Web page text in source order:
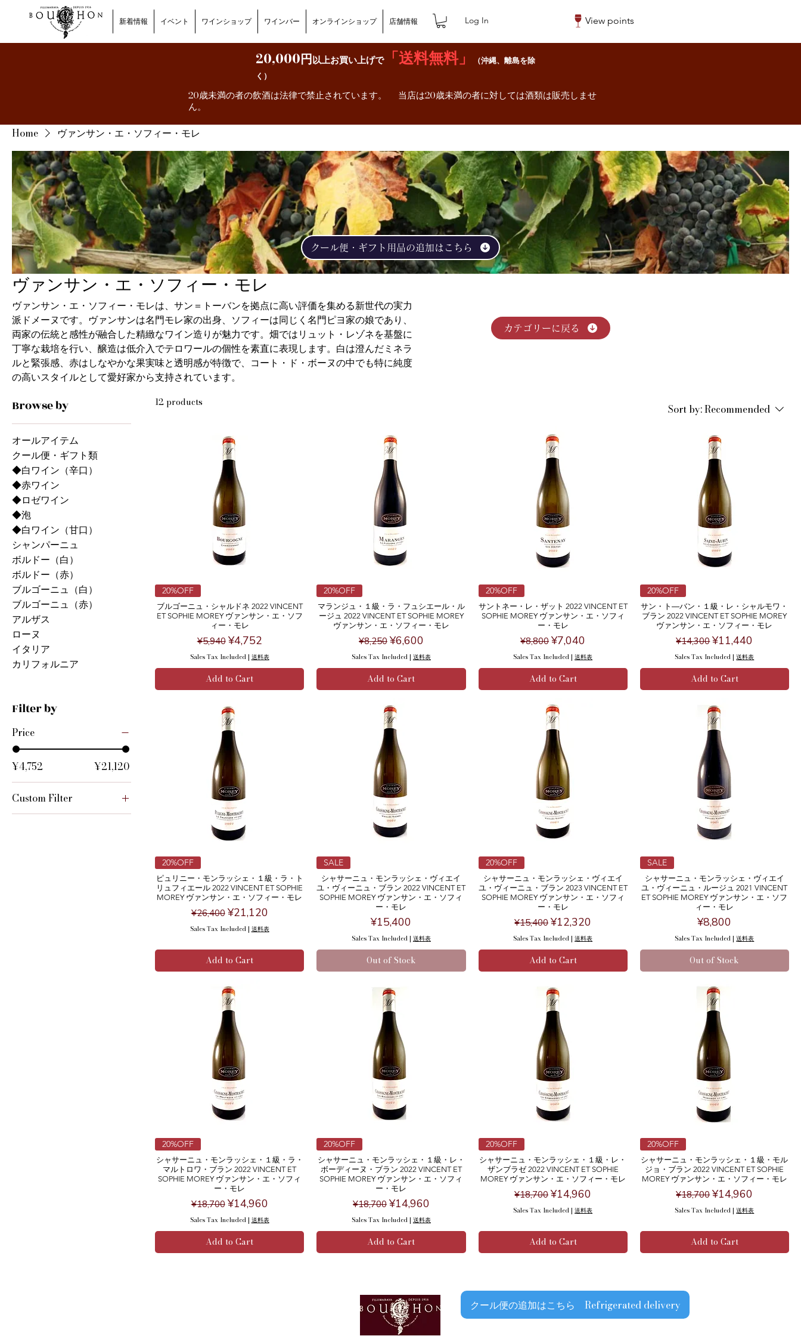
新着情報 イベント ワインショップ ワインバー オンラインショップ 店舗情報 Log In View points
20,000円以上お買い上げで「送料無料」
（沖縄、離島を除
く）
20歳未満の者の飲酒は法律で禁止されています。 当店は20歳未満の者に対しては酒類は販売しませ
ん。
Home ヴァンサン・エ・ソフィー・モレ
ヴァンサン・エ・ソフィー・モレ
ヴァンサン・エ・ソフィー・モレは、サン＝トーバンを拠点に高い評価を集める新世代の実力
派ドメーヌです。ヴァンサンは名門モレ家の出身、ソフィーは同じく名門ピヨ家の娘であり、
両家の伝統と感性が融合した精緻なワイン造りが魅力です。畑ではリュット・レゾネを基盤に
丁寧な栽培を行い、醸造は低介入でテロワールの個性を素直に表現します。白は澄んだミネラ
ルと緊張感、赤はしなやかな果実味と透明感が特徴で、コート・ド・ボーヌの中でも特に純度
の高いスタイルとして愛好家から支持されています。
Browse by
オールアイテム
クール便・ギフト類
◆白ワイン（辛口）
◆赤ワイン
◆ロゼワイン
◆泡
◆白ワイン（甘口）
シャンパーニュ
ボルドー（白）
ボルドー（赤）
ブルゴーニュ（白）
ブルゴーニュ（赤）
アルザス
ローヌ
イタリア
カリフォルニア
Filter by
Price
¥4,752 ¥21,120
Custom Filter
◆赤ワイン
12 products Sort by:Recommended
20%OFF
ブルゴーニュ・シャルドネ 2022 VINCENT
ET SOPHIE MOREY ヴァンサン・エ・ソフ
ィー・モレ
Regular Price
¥5,940Sale Price
¥4,752
Sales Tax Included| 送料表
Add to Cart
20%OFF
マランジュ・１級・ラ・フュシエール・ル
ージュ 2022 VINCENT ET SOPHIE MOREY
ヴァンサン・エ・ソフィー・モレ
Regular Price
¥8,250Sale Price
¥6,600
Sales Tax Included| 送料表
Add to Cart
20%OFF
サントネー・レ・ザット 2022 VINCENT ET
SOPHIE MOREY ヴァンサン・エ・ソフィ
ー・モレ
Regular Price
¥8,800Sale Price
¥7,040
Sales Tax Included |送料表
Add to Cart
20%OFF
サン・ト―バン・１級・レ・シャルモワ・
ブラン 2022 VINCENT ET SOPHIE MOREY
ヴァンサン・エ・ソフィー・モレ
Regular Price
¥14,300Sale Price
¥11,440
Sales Tax Included |送料表
Add to Cart
20%OFF
ピュリニー・モンラッシェ・１級・ラ・ト
リュフィエール 2022 VINCENT ET SOPHIE
MOREY ヴァンサン・エ・ソフィー・モレ
Regular Price
¥26,400Sale Price
¥21,120
Sales Tax Included| 送料表
Add to Cart
SALE
シャサーニュ・モンラッシェ・ヴィエイ
ユ・ヴィーニュ・ブラン 2022 VINCENT ET
SOPHIE MOREY ヴァンサン・エ・ソフィ
ー・モレ
Price
¥15,400
Sales Tax Included| 送料表
Out of Stock
20%OFF
シャサーニュ・モンラッシェ・ヴィエイ
ユ・ヴィーニュ・ブラン 2023 VINCENT ET
SOPHIE MOREY ヴァンサン・エ・ソフィ
ー・モレ
Regular Price
¥15,400Sale Price
¥12,320
Sales Tax Included |送料表
Add to Cart
SALE
シャサーニュ・モンラッシェ・ヴィエイ
ユ・ヴィーニュ・ルージュ 2021 VINCENT
ET SOPHIE MOREY ヴァンサン・エ・ソフ
ィー・モレ
Price
¥8,800
Sales Tax Included |送料表
Out of Stock
20%OFF
シャサーニュ・モンラッシェ・１級・ラ・
マルトロワ・ブラン 2022 VINCENT ET
SOPHIE MOREY ヴァンサン・エ・ソフィ
ー・モレ
Regular Price
¥18,700Sale Price
¥14,960
Sales Tax Included| 送料表
Add to Cart
20%OFF
シャサーニュ・モンラッシェ・１級・レ・
ボーディーヌ・ブラン 2022 VINCENT ET
SOPHIE MOREY ヴァンサン・エ・ソフィ
ー・モレ
Regular Price
¥18,700Sale Price
¥14,960
Sales Tax Included| 送料表
Add to Cart
20%OFF
シャサーニュ・モンラッシェ・１級・レ・
ザンブラゼ 2022 VINCENT ET SOPHIE
MOREY ヴァンサン・エ・ソフィー・モレ
Regular Price
¥18,700Sale Price
¥14,960
Sales Tax Included |送料表
Add to Cart
20%OFF
シャサーニュ・モンラッシェ・１級・モル
ジョ・ブラン 2022 VINCENT ET SOPHIE
MOREY ヴァンサン・エ・ソフィー・モレ
Regular Price
¥18,700Sale Price
¥14,960
Sales Tax Included |送料表
Add to Cart
クール便・ギフト用品の追加はこちら
カテゴリーに戻る
クール便の追加はこちら Refrigerated delivery